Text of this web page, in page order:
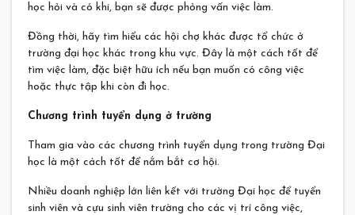
học hỏi và có khi, bạn sẽ được phỏng vấn việc làm.
Đồng thời, hãy tìm hiểu các hội chợ khác được tổ chức ở
trường đại học khác trong khu vực. Đây là một cách tốt để
tìm việc làm, đặc biệt hữu ích nếu bạn muốn có công việc
hoặc thực tập khi còn đi học.
Chương trình tuyển dụng ở trường
Tham gia vào các chương trình tuyển dụng trong trường Đại
học là một cách tốt để nắm bắt cơ hội.
Nhiều doanh nghiệp lớn liên kết với trường Đại học để tuyển
sinh viên và cựu sinh viên trường cho các vị trí công việc,